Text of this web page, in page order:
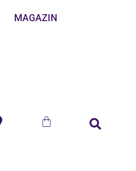
MAGAZIN